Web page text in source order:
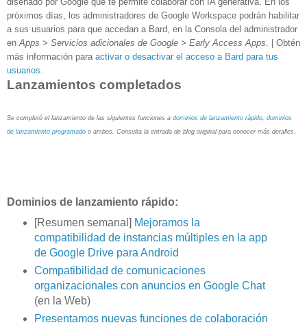
próximos días, los administradores de Google Workspace podrán habilitar
a sus usuarios para que accedan a Bard, en la Consola del administrador
en Apps > Servicios adicionales de Google > Early Access Apps . | Obtén
más información para activar o desactivar el acceso a Bard para tus
usuarios
Lanzamientos completados
Se completó el lanzamiento de las siguientes funciones a dominios de lanzamiento rápido dominios
de lanzamiento programado o ambos. Consulta la entrada de blog original para conocer más detalles.
Dominios de lanzamiento rápido:
[Resumen semanal] Mejoramos la
compatibilidad de instancias múltiples en la app
de Google Drive para Android
Compatibilidad de comunicaciones
organizacionales con anuncios en Google Chat
(en la Web)
Presentamos nuevas funciones de colaboración